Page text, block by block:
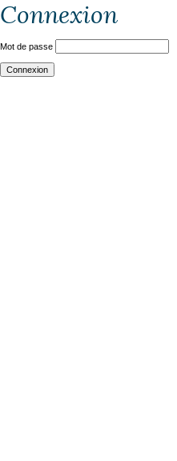
Connexion
Mot de passe